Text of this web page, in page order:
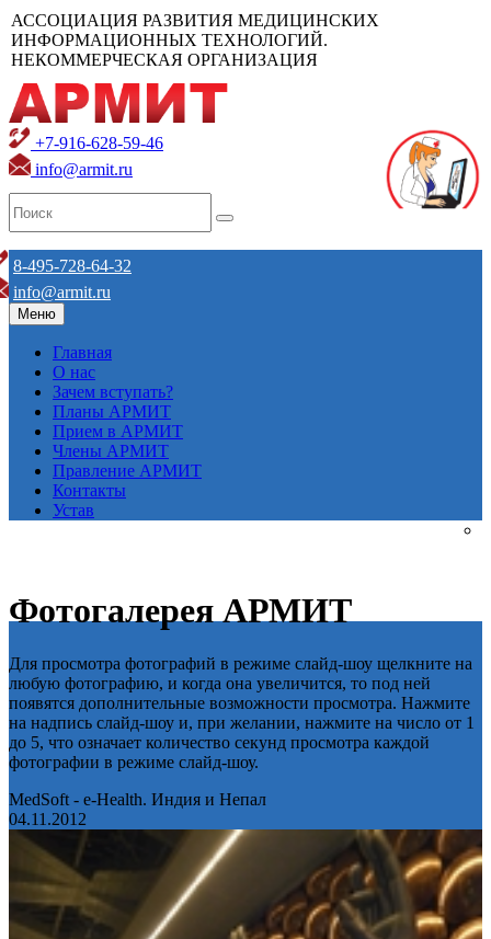
АССОЦИАЦИЯ РАЗВИТИЯ МЕДИЦИНСКИХ
ИНФОРМАЦИОННЫХ ТЕХНОЛОГИЙ.
НЕКОММЕРЧЕСКАЯ ОРГАНИЗАЦИЯ
+7-916-628-59-46
info@armit.ru
8-495-728-64-32
info@armit.ru
Меню
Главная
О нас
Зачем вступать?
Планы АРМИТ
Прием в АРМИТ
Члены АРМИТ
Правление АРМИТ
Контакты
Устав
Фотогалерея АРМИТ
Для просмотра фотографий в режиме слайд-шоу щелкните на
любую фотографию, и когда она увеличится, то под ней
появятся дополнительные возможности просмотра. Нажмите
на надпись слайд-шоу и, при желании, нажмите на число от 1
до 5, что означает количество секунд просмотра каждой
фотографии в режиме слайд-шоу.
MedSoft - e-Health. Индия и Непал
04.11.2012